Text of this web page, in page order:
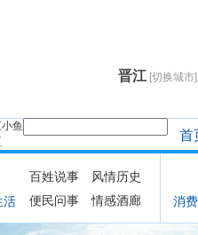
晋江 [切换城市]
鱼
首
活
百姓说事
风情历史
便民问事
情感酒廊 消费